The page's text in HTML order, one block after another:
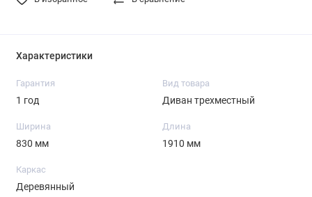
Характеристики
Гарантия
1 год
Вид товара
Диван трехместный
Ширина
830 мм
Длина
1910 мм
Каркас
Деревянный